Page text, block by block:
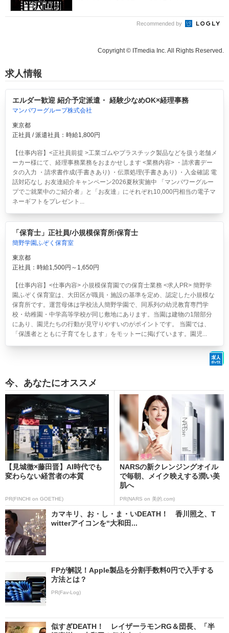
Recommended by
Copyright © ITmedia Inc. All Rights Reserved.
求人情報
エルダー歓迎 紹介予定派遣・ 経験少なめOK×経理事務
マンパワーグループ株式会社
東京都
正社員 / 派遣社員：時給1,800円
【仕事内容】<正社員前提 >工業ゴムやプラスチック製品などを扱う老舗メ
ーカー様にて、経理事務業務をおまかせします <業務内容> ・請求書デー
タの入力 ・請求書作成(手書きあり) ・伝票処理(手書きあり) ・入金確認 電
話対応なし お友達紹介キャンペーン2026夏秋実施中 「マンパワーグルー
プでご就業中のご紹介者」と「お友達」にそれぞれ10,000円相当の電子マ
ネーギフトをプレゼント...
「保育士」正社員/小規模保育所/保育士
簡野学園ふぞく保育室
東京都
正社員：時給1,500円～1,650円
【仕事内容】<仕事内容> 小規模保育園での保育士業務 <求人PR> 簡野学
園ふぞく保育室は、大田区が職員・施設の基準を定め、認定した小規模な
保育所です。運営母体は学校法人簡野学園で、同系列の幼児教育専門学
校・幼稚園・中学高等学校が同じ敷地にあります。当園は建物の1階部分
にあり、園児たちの行動が見守りやすいのがポイントです。 当園では、
「保護者とともに子育てをします」をモットーに掲げています。園児...
今、あなたにオススメ
【見城徹×藤田晋】AI時代でも
変わらない経営者の本質
PR(FINCHI on GOETHE)
NARSの新クレンジングオイル
で毎朝、メイク映えする潤い美
肌へ
PR(NARS on 美的.com)
カマキリ、お・し・ま・いDEATH！ 香川照之、T
witterアイコンを“大和田...
FPが解説！Apple製品を分割手数料0円で入手する
方法とは？
PR(Fav-Log)
似すぎDEATH！ レイザーラモンRG＆団長、「半